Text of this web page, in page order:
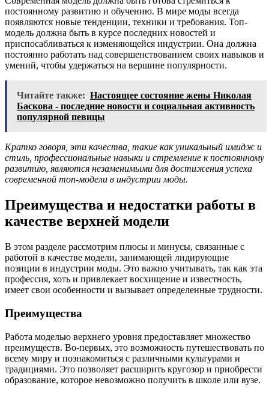
постоянному развитию и обучению. В мире моды всегда
появляются новые тенденции, техники и требования. Топ-
модель должна быть в курсе последних новостей и
приспосабливаться к изменяющейся индустрии. Она должна
постоянно работать над совершенствованием своих навыков и
умений, чтобы удержаться на вершине популярности.
Читайте также: Настоящее состояние жены Николая
Баскова - последние новости и социальная активность
популярной певицы
Кратко говоря, эти качества, такие как уникальный имидж и
стиль, профессиональные навыки и стремление к постоянному
развитию, являются незаменимыми для достижения успеха
современной топ-модели в индустрии моды.
Преимущества и недостатки работы в
качестве верхней модели
В этом разделе рассмотрим плюсы и минусы, связанные с
работой в качестве модели, занимающей лидирующие
позиции в индустрии моды. Это важно учитывать, так как эта
профессия, хоть и привлекает восхищение и известность,
имеет свои особенности и вызывает определенные трудности.
Преимущества
Работа моделью верхнего уровня предоставляет множество
преимуществ. Во-первых, это возможность путешествовать по
всему миру и познакомиться с различными культурами и
традициями. Это позволяет расширить кругозор и приобрести
образование, которое невозможно получить в школе или вузе.